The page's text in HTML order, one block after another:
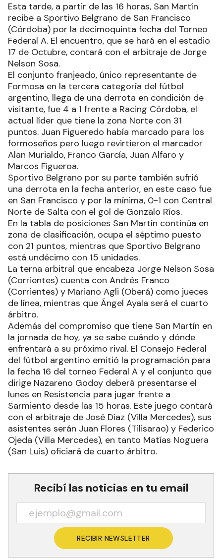
Esta tarde, a partir de las 16 horas, San Martín
recibe a Sportivo Belgrano de San Francisco
(Córdoba) por la decimoquinta fecha del Torneo
Federal A. El encuentro, que se hará en el estadio
17 de Octubre, contará con el arbitraje de Jorge
Nelson Sosa.
El conjunto franjeado, único representante de
Formosa en la tercera categoría del fútbol
argentino, llega de una derrota en condición de
visitante, fue 4 a 1 frente a Racing Córdoba, el
actual líder que tiene la zona Norte con 31
puntos. Juan Figueredo había marcado para los
formoseños pero luego revirtieron el marcador
Alan Murialdo, Franco García, Juan Alfaro y
Marcos Figueroa.
Sportivo Belgrano por su parte también sufrió
una derrota en la fecha anterior, en este caso fue
en San Francisco y por la mínima, 0-1 con Central
Norte de Salta con el gol de Gonzalo Ríos.
En la tabla de posiciones San Martín continúa en
zona de clasificación, ocupa el séptimo puesto
con 21 puntos, mientras que Sportivo Belgrano
está undécimo con 15 unidades.
La terna arbitral que encabeza Jorge Nelson Sosa
(Corrientes) cuenta con Andrés Franco
(Corrientes) y Mariano Agli (Oberá) como jueces
de línea, mientras que Ángel Ayala será el cuarto
árbitro.
Además del compromiso que tiene San Martín en
la jornada de hoy, ya se sabe cuándo y dónde
enfrentará a su próximo rival. El Consejo Federal
del fútbol argentino emitió la programación para
la fecha 16 del torneo Federal A y el conjunto que
dirige Nazareno Godoy deberá presentarse el
lunes en Resistencia para jugar frente a
Sarmiento desde las 15 horas. Este juego contará
con el arbitraje de José Díaz (Villa Mercedes), sus
asistentes serán Juan Flores (Tilisarao) y Federico
Ojeda (Villa Mercedes), en tanto Matías Noguera
(San Luis) oficiará de cuarto árbitro.
Recibí las noticias en tu email
RECIBIR NEWSLETTER